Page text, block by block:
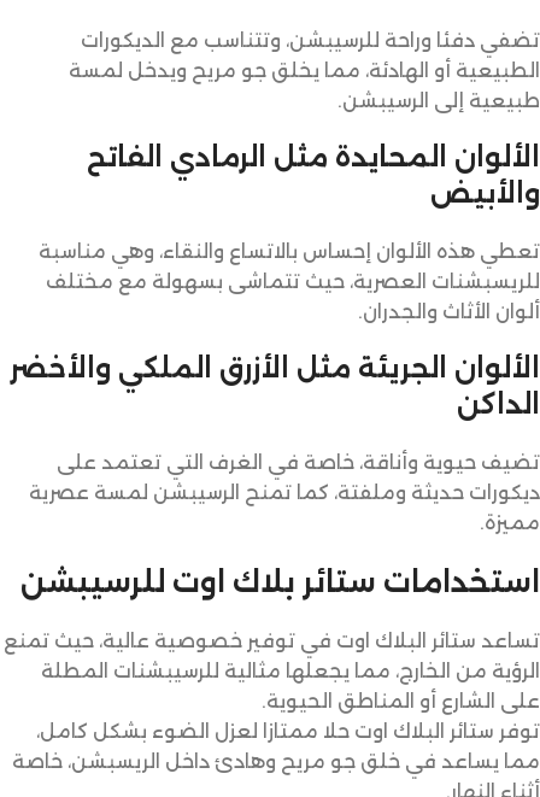
تضفي دفئا وراحة للرسيبشن، وتتناسب مع الديكورات
الطبيعية أو الهادئة، مما يخلق جو مريح ويدخل لمسة
طبيعية إلى الرسيبشن.
الألوان المحايدة مثل الرمادي الفاتح
والأبيض
تعطي هذه الألوان إحساس بالاتساع والنقاء، وهي مناسبة
للريسبشنات العصرية، حيث تتماشى بسهولة مع مختلف
ألوان الأثاث والجدران.
الألوان الجريئة مثل الأزرق الملكي والأخضر
الداكن
تضيف حيوية وأناقة، خاصة في الغرف التي تعتمد على
ديكورات حديثة وملفتة، كما تمنح الرسيبشن لمسة عصرية
مميزة.
استخدامات ستائر بلاك اوت للرسيبشن
تساعد ستائر البلاك اوت في توفير خصوصية عالية، حيث تمنع
الرؤية من الخارج، مما يجعلها مثالية للرسيبشنات المطلة
على الشارع أو المناطق الحيوية.
توفر ستائر البلاك اوت حلا ممتازا لعزل الضوء بشكل كامل،
مما يساعد في خلق جو مريح وهادئ داخل الريسبشن، خاصة
أثناء النهار.